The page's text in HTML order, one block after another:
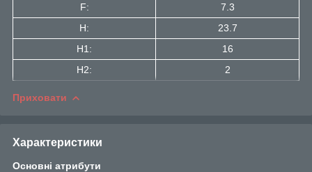
F:
7.3
H:
23.7
H1:
16
H2:
2
Приховати
Характеристики
Основні атрибути